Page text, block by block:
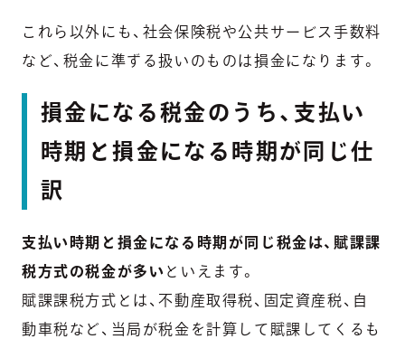
これら以外にも、社会保険税や公共サービス手数料
など、税金に準ずる扱いのものは損金になります。
損金になる税金のうち、支払い
時期と損金になる時期が同じ仕
訳
支払い時期と損金になる時期が同じ税金は、賦課課
税方式の税金が多い といえます。
賦課課税方式とは、不動産取得税、固定資産税、自
動車税など、当局が税金を計算して賦課してくるも